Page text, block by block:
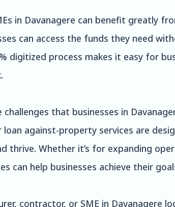
in Davanagere can benefit greatly
can access the funds they need
digitized process makes it easy for
that businesses in
against-property services are
thrive. Whether it’s for expanding
can help businesses achieve their
contractor, or SME in Davanagere